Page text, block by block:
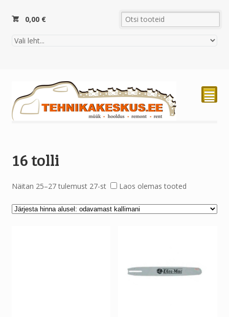
0,00 €
²
16 tolli
Näitan 25–27 tulemust 27-st Laos olemas tooted